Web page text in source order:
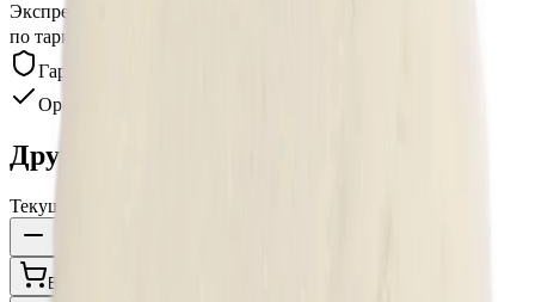
Экспресс-доставка
по тарифу, беспл. от 15 000 ₽
Гарантия качества
Оригинал
Другие варианты:
Текущий
В корзину